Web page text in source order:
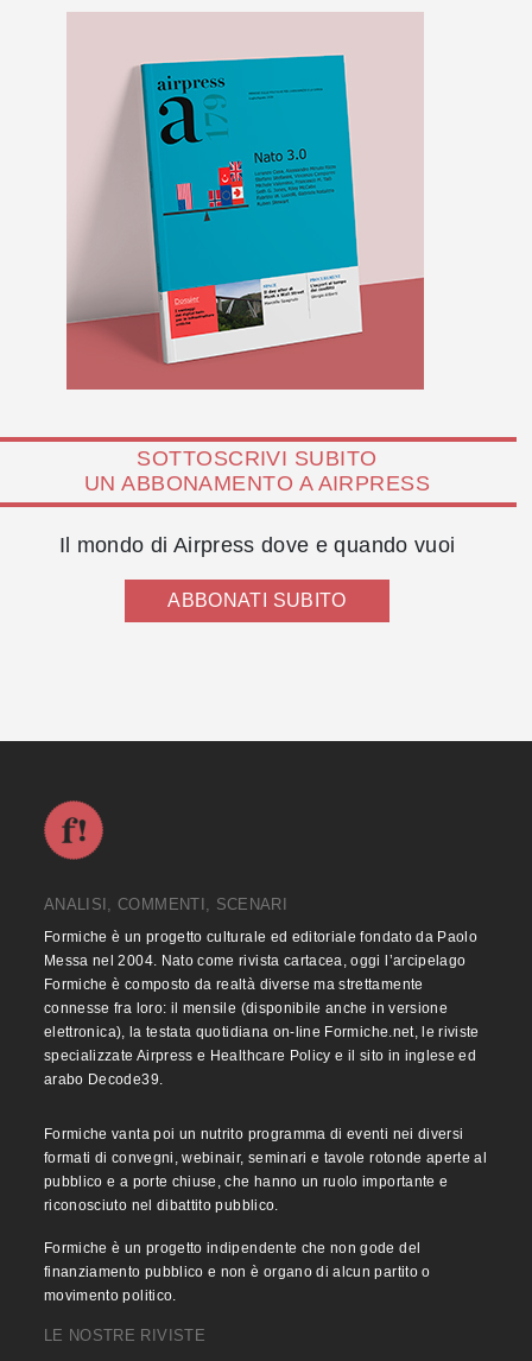
SOTTOSCRIVI SUBITO
UN ABBONAMENTO A AIRPRESS
Il mondo di Airpress dove e quando vuoi
ABBONATI SUBITO
ANALISI, COMMENTI, SCENARI
Formiche è un progetto culturale ed editoriale fondato da Paolo
Messa nel 2004. Nato come rivista cartacea, oggi l’arcipelago
Formiche è composto da realtà diverse ma strettamente
connesse fra loro: il mensile (disponibile anche in versione
elettronica), la testata quotidiana on-line Formiche.net, le riviste
specializzate Airpress e Healthcare Policy e il sito in inglese ed
arabo Decode39.
Formiche vanta poi un nutrito programma di eventi nei diversi
formati di convegni, webinair, seminari e tavole rotonde aperte al
pubblico e a porte chiuse, che hanno un ruolo importante e
riconosciuto nel dibattito pubblico.
Formiche è un progetto indipendente che non gode del
finanziamento pubblico e non è organo di alcun partito o
movimento politico.
LE NOSTRE RIVISTE